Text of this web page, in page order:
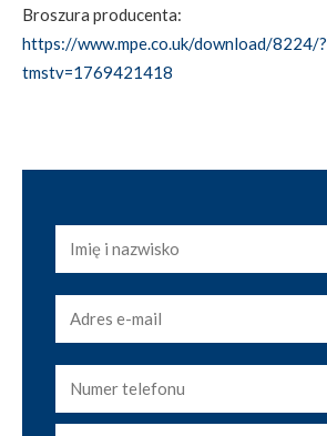
Broszura producenta:
https://www.mpe.co.uk/download/8224/?
tmstv=1769421418